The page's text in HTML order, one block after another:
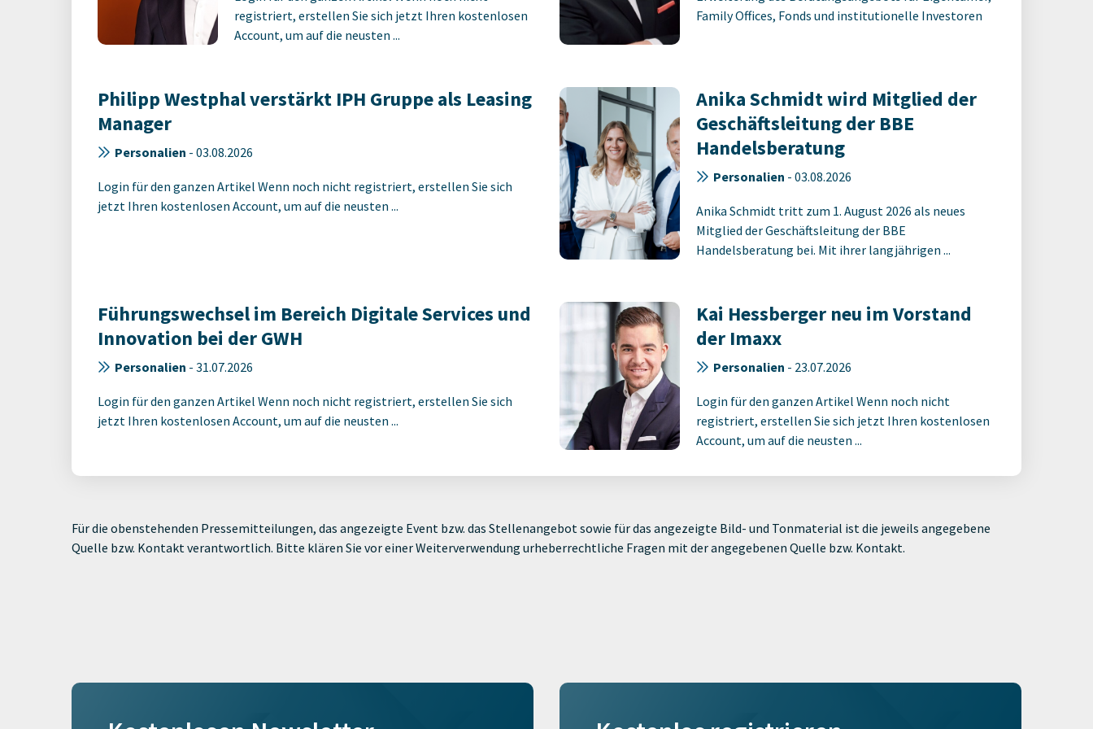
registriert, erstellen Sie sich jetzt Ihren kostenlosen
Account, um auf die neusten ...
Family Offices, Fonds und institutionelle Investoren
Philipp Westphal verstärkt IPH Gruppe als Leasing
Manager
Personalien - 03.08.2026
Login für den ganzen Artikel Wenn noch nicht registriert, erstellen Sie sich
jetzt Ihren kostenlosen Account, um auf die neusten ...
Anika Schmidt wird Mitglied der
Geschäftsleitung der BBE
Handelsberatung
Personalien - 03.08.2026
Anika Schmidt tritt zum 1. August 2026 als neues
Mitglied der Geschäftsleitung der BBE
Handelsberatung bei. Mit ihrer langjährigen ...
Führungswechsel im Bereich Digitale Services und
Innovation bei der GWH
Personalien - 31.07.2026
Login für den ganzen Artikel Wenn noch nicht registriert, erstellen Sie sich
jetzt Ihren kostenlosen Account, um auf die neusten ...
Kai Hessberger neu im Vorstand
der Imaxx
Personalien - 23.07.2026
Login für den ganzen Artikel Wenn noch nicht
registriert, erstellen Sie sich jetzt Ihren kostenlosen
Account, um auf die neusten ...
Für die obenstehenden Pressemitteilungen, das angezeigte Event bzw. das Stellenangebot sowie für das angezeigte Bild- und Tonmaterial ist die jeweils angegebene
Quelle bzw. Kontakt verantwortlich. Bitte klären Sie vor einer Weiterverwendung urheberrechtliche Fragen mit der angegebenen Quelle bzw. Kontakt.